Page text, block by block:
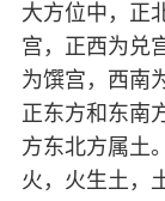
大方位中，正
宫，正西为兑
为馔宫，西南
正东方和东南
方东北方属土
火，火生土，